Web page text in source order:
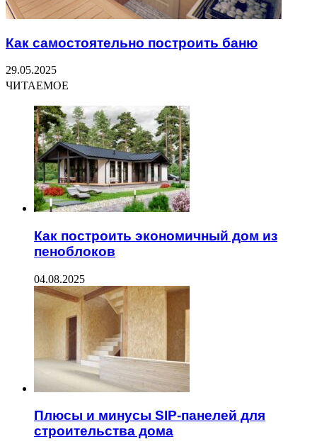
Как самостоятельно построить баню
29.05.2025
ЧИТАЕМОЕ
Как построить экономичный дом из
пеноблоков
04.08.2025
Плюсы и минусы SIP-панелей для
строительства дома